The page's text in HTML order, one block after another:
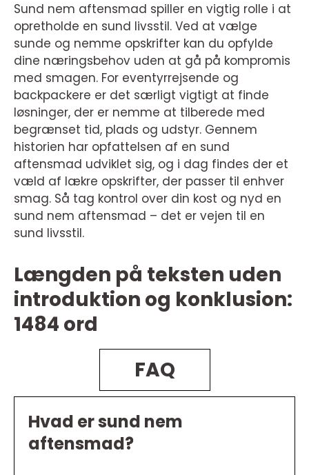
Sund nem aftensmad spiller en vigtig rolle i at
opretholde en sund livsstil. Ved at vælge
sunde og nemme opskrifter kan du opfylde
dine næringsbehov uden at gå på kompromis
med smagen. For eventyrrejsende og
backpackere er det særligt vigtigt at finde
løsninger, der er nemme at tilberede med
begrænset tid, plads og udstyr. Gennem
historien har opfattelsen af en sund
aftensmad udviklet sig, og i dag findes der et
væld af lækre opskrifter, der passer til enhver
smag. Så tag kontrol over din kost og nyd en
sund nem aftensmad – det er vejen til en
sund livsstil.
Længden på teksten uden
introduktion og konklusion:
1484 ord
FAQ
Hvad er sund nem
aftensmad?